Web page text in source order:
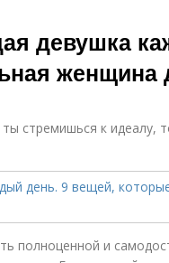
девушка
женщина
стремишься к идеалу,
полноценной и